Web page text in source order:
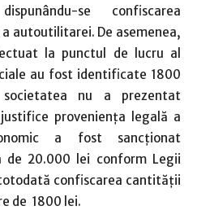
se confiscarea
a autoutilitarei. De asemenea,
la punctul de lucru al
au fost identificate 1800
nu a prezentat
provenienţa legală a
a fost sancţionat
de 20.000 lei conform Legii
confiscarea cantităţii
de 1800 lei.